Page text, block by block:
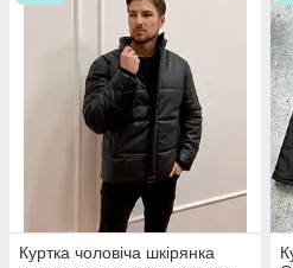
Куртка чоловіча шкірянка